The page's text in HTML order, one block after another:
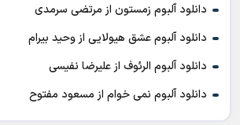
دانلود آلبوم زمستون از مرتضی سرمدی
دانلود آلبوم عشق هیولایی از وحید بیرام
دانلود آلبوم الرئوف از علیرضا نفیسی
دانلود آلبوم نمی خوام از مسعود مفتوح